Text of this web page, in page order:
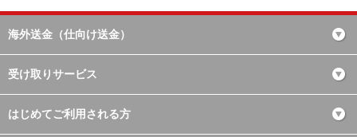
海外送金（仕向け送金）
受け取りサービス
はじめてご利用される方